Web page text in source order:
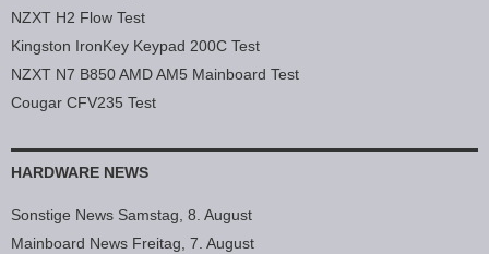
NZXT H2 Flow Test
Kingston IronKey Keypad 200C Test
NZXT N7 B850 AMD AM5 Mainboard Test
Cougar CFV235 Test
HARDWARE NEWS
Sonstige News Samstag, 8. August
Mainboard News Freitag, 7. August